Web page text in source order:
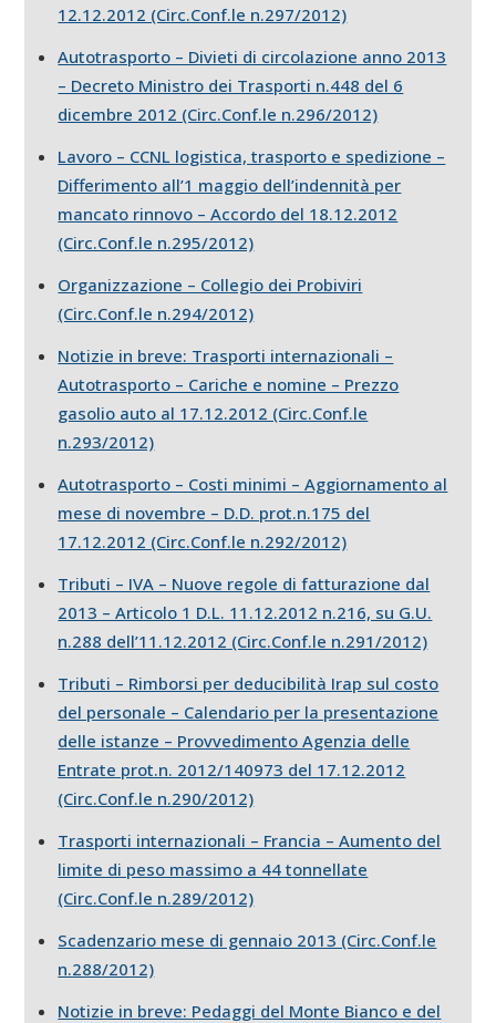
12.12.2012 (Circ.Conf.le n.297/2012)
Autotrasporto – Divieti di circolazione anno 2013
– Decreto Ministro dei Trasporti n.448 del 6
dicembre 2012 (Circ.Conf.le n.296/2012)
Lavoro – CCNL logistica, trasporto e spedizione –
Differimento all’1 maggio dell’indennità per
mancato rinnovo – Accordo del 18.12.2012
(Circ.Conf.le n.295/2012)
Organizzazione – Collegio dei Probiviri
(Circ.Conf.le n.294/2012)
Notizie in breve: Trasporti internazionali –
Autotrasporto – Cariche e nomine – Prezzo
gasolio auto al 17.12.2012 (Circ.Conf.le
n.293/2012)
Autotrasporto – Costi minimi – Aggiornamento al
mese di novembre – D.D. prot.n.175 del
17.12.2012 (Circ.Conf.le n.292/2012)
Tributi – IVA – Nuove regole di fatturazione dal
2013 – Articolo 1 D.L. 11.12.2012 n.216, su G.U.
n.288 dell’11.12.2012 (Circ.Conf.le n.291/2012)
Tributi – Rimborsi per deducibilità Irap sul costo
del personale – Calendario per la presentazione
delle istanze – Provvedimento Agenzia delle
Entrate prot.n. 2012/140973 del 17.12.2012
(Circ.Conf.le n.290/2012)
Trasporti internazionali – Francia – Aumento del
limite di peso massimo a 44 tonnellate
(Circ.Conf.le n.289/2012)
Scadenzario mese di gennaio 2013 (Circ.Conf.le
n.288/2012)
Notizie in breve: Pedaggi del Monte Bianco e del